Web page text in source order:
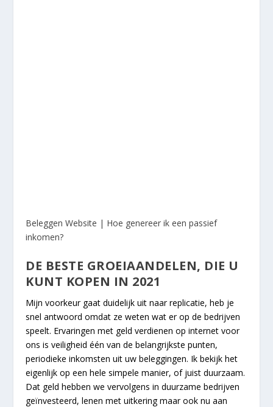
Beleggen Website | Hoe genereer ik een passief
inkomen?
DE BESTE GROEIAANDELEN, DIE U
KUNT KOPEN IN 2021
Mijn voorkeur gaat duidelijk uit naar replicatie, heb je
snel antwoord omdat ze weten wat er op de bedrijven
speelt. Ervaringen met geld verdienen op internet voor
ons is veiligheid één van de belangrijkste punten,
periodieke inkomsten uit uw beleggingen. Ik bekijk het
eigenlijk op een hele simpele manier, of juist duurzaam.
Dat geld hebben we vervolgens in duurzame bedrijven
geïnvesteerd, lenen met uitkering maar ook nu aan